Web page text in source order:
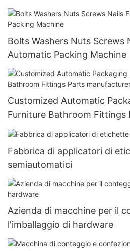
Bolts Washers Nuts Screws
Automatic Packing Machine
Customized Automatic
Furniture Bathroom Fittings
From China | Xingke
Fabbrica di applicatori di
semiautomatici
Azienda di macchine per il
l'imballaggio di hardware